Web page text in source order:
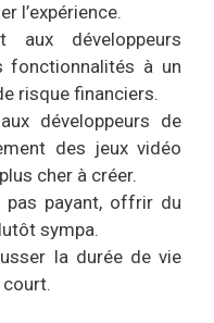
l’expérience.
aux développeurs
fonctionnalités à un
risque financiers.
développeurs de
des jeux vidéo
cher à créer.
pas payant, offrir du
sympa.
la durée de vie
court.